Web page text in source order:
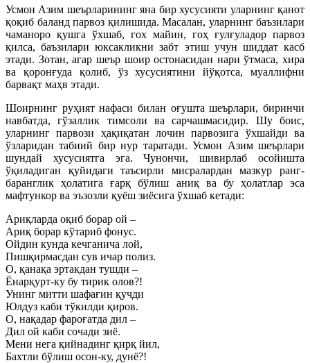
Усмон Азим шеърларининг яна бир хусусияти уларнинг қанот
қоқиб баланд парвоз қилишида. Масалан, уларнинг баъзилари
чаманоро қушга ўхшаб, гох майин, гоҳ ғулғуладор парвоз
қилса, баъзилари юксакликни забт этиш учун шиддат касб
этади. Зотан, агар шеър шоир остонасидан нари ўтмаса, хира
ва қоронғуда қолиб, ўз хусусиятини йўқотса, муаллифни
барвақт маҳв этади.
Шоирнинг руҳият нафаси билан оғушта шеърлари, биринчи
навбатда, гўзаллик тимсоли ва сарчашмасидир. Шу боис,
уларнинг парвози ҳақиқатан лочин парвозига ўхшайди ва
ўзларидан табиий бир нур таратади. Усмон Азим шеърлари
шундай хусусиятга эга. Чунончи, шивирлаб осойишта
ўқиладиган қуйидаги таъсирли мисралардан мазкур ранг-
баранглик ҳолатига ғарқ бўлиш аниқ ва бу ҳолатлар эса
мафтункор ва эъзозли қуёш зиёсига ўхшаб кетади:
Ариқларда оқиб борар ой –
Ариқ борар кўтариб фонус.
Ойдин кунда кечганича лой,
Пишқирмасдан сув ичар полиз.
О, қанақа эртакдан тушди –
Ёнарқурт-ку бу тирик олов?!
Унинг митти шафағин қучди
Юлдуз каби тўкилди қиров.
О, нақадар фароғатда дил –
Дил ой каби сочади зиё.
Мени нега қийнадинг қирқ йил,
Бахтли бўлиш осон-ку, дунё?!